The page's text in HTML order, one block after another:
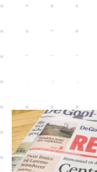
voor de
niet eens
op de
https://